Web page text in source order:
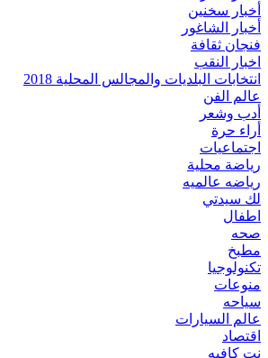
أخبار سخنين
أخبار الشاغور
فنجان ثقافة
اخبار النقب
انتخابات البلديات والمجالس المحلية 2018
عالم الفن
أدب وشعر
أراء حرة
اجتماعيات
رياضة محلية
رياضه عالميه
لك سيدتي
اطفال
صحه
مطبخ
تكنولوجيا
منوعات
سياحه
عالم السيارات
اقتصاد
نت كافيه